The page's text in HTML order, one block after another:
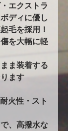
エクストラ
ディに優し
毛を採用！
を大幅に軽
ま装着する
ます
火性・スト
、高撥水な